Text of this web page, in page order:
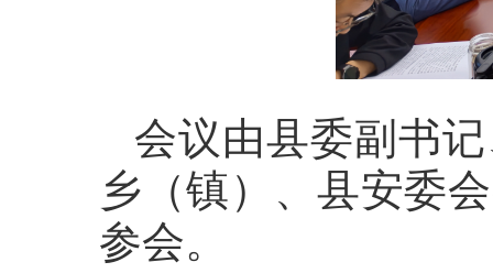
会议由县委副书
乡（镇）、县安委
参会。